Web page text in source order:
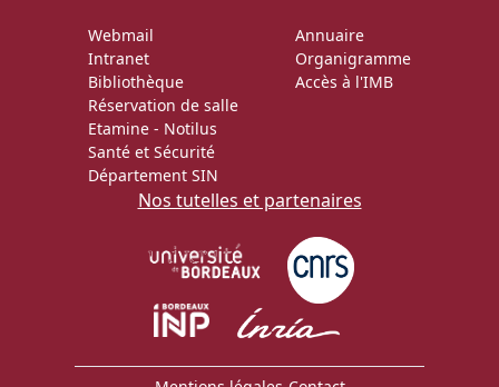
Webmail
Intranet
Bibliothèque
Réservation de salle
Etamine - Notilus
Santé et Sécurité
Département SIN
Annuaire
Organigramme
Accès à l'IMB
Nos tutelles et partenaires